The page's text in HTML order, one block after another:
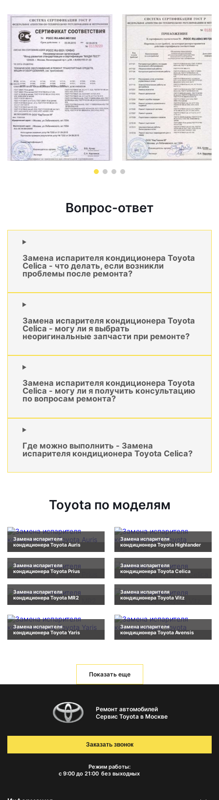
Вопрос-ответ
Замена испарителя кондиционера Toyota
Celica - что делать, если возникли
проблемы после ремонта?
Замена испарителя кондиционера Toyota
Celica - могу ли я выбрать
неоригинальные запчасти при ремонте?
Замена испарителя кондиционера Toyota
Celica - могу ли я получить консультацию
по вопросам ремонта?
Где можно выполнить - Замена
испарителя кондиционера Toyota Celica?
Toyota по моделям
Замена испарителя
кондиционера Toyota Auris
Замена испарителя
кондиционера Toyota Highlander
Замена испарителя
кондиционера Toyota Prius
Замена испарителя
кондиционера Toyota Celica
Замена испарителя
кондиционера Toyota MR2
Замена испарителя
кондиционера Toyota Vitz
Замена испарителя
кондиционера Toyota Yaris
Замена испарителя
кондиционера Toyota Avensis
Показать еще
Ремонт автомобилей
Сервис Toyota в Москве
Режим работы:
с 9:00 до 21:00 без выходных
Заказать звонок